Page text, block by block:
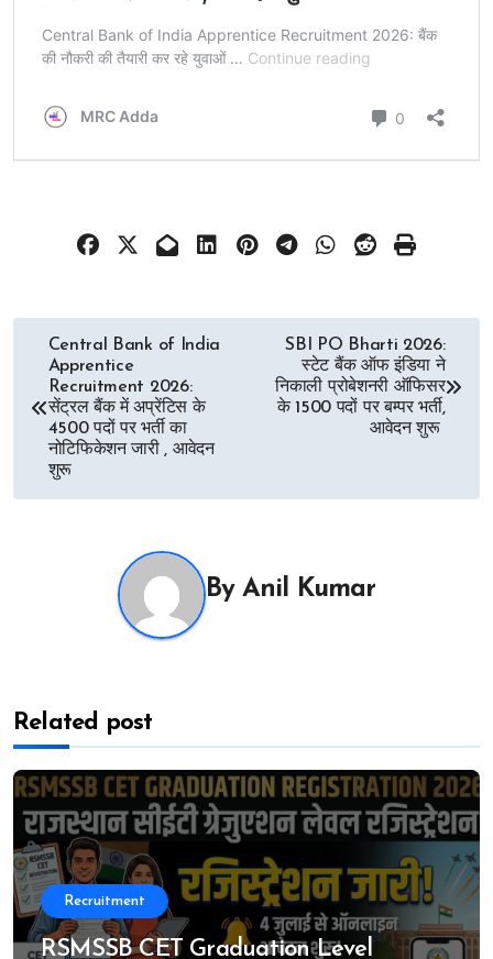
Post
navigation
Central Bank of India
Apprentice
Recruitment 2026:
सेंट्रल बैंक में अप्रेंटिस के
4500 पदों पर भर्ती का
नोटिफिकेशन जारी , आवेदन
शुरू
SBI PO Bharti 2026:
स्टेट बैंक ऑफ इंडिया ने
निकाली प्रोबेशनरी ऑफिसर
के 1500 पदों पर बम्पर भर्ती,
आवेदन शुरू
ByAnil Kumar
Related post
Recruitment
RSMSSB CET Graduation Level